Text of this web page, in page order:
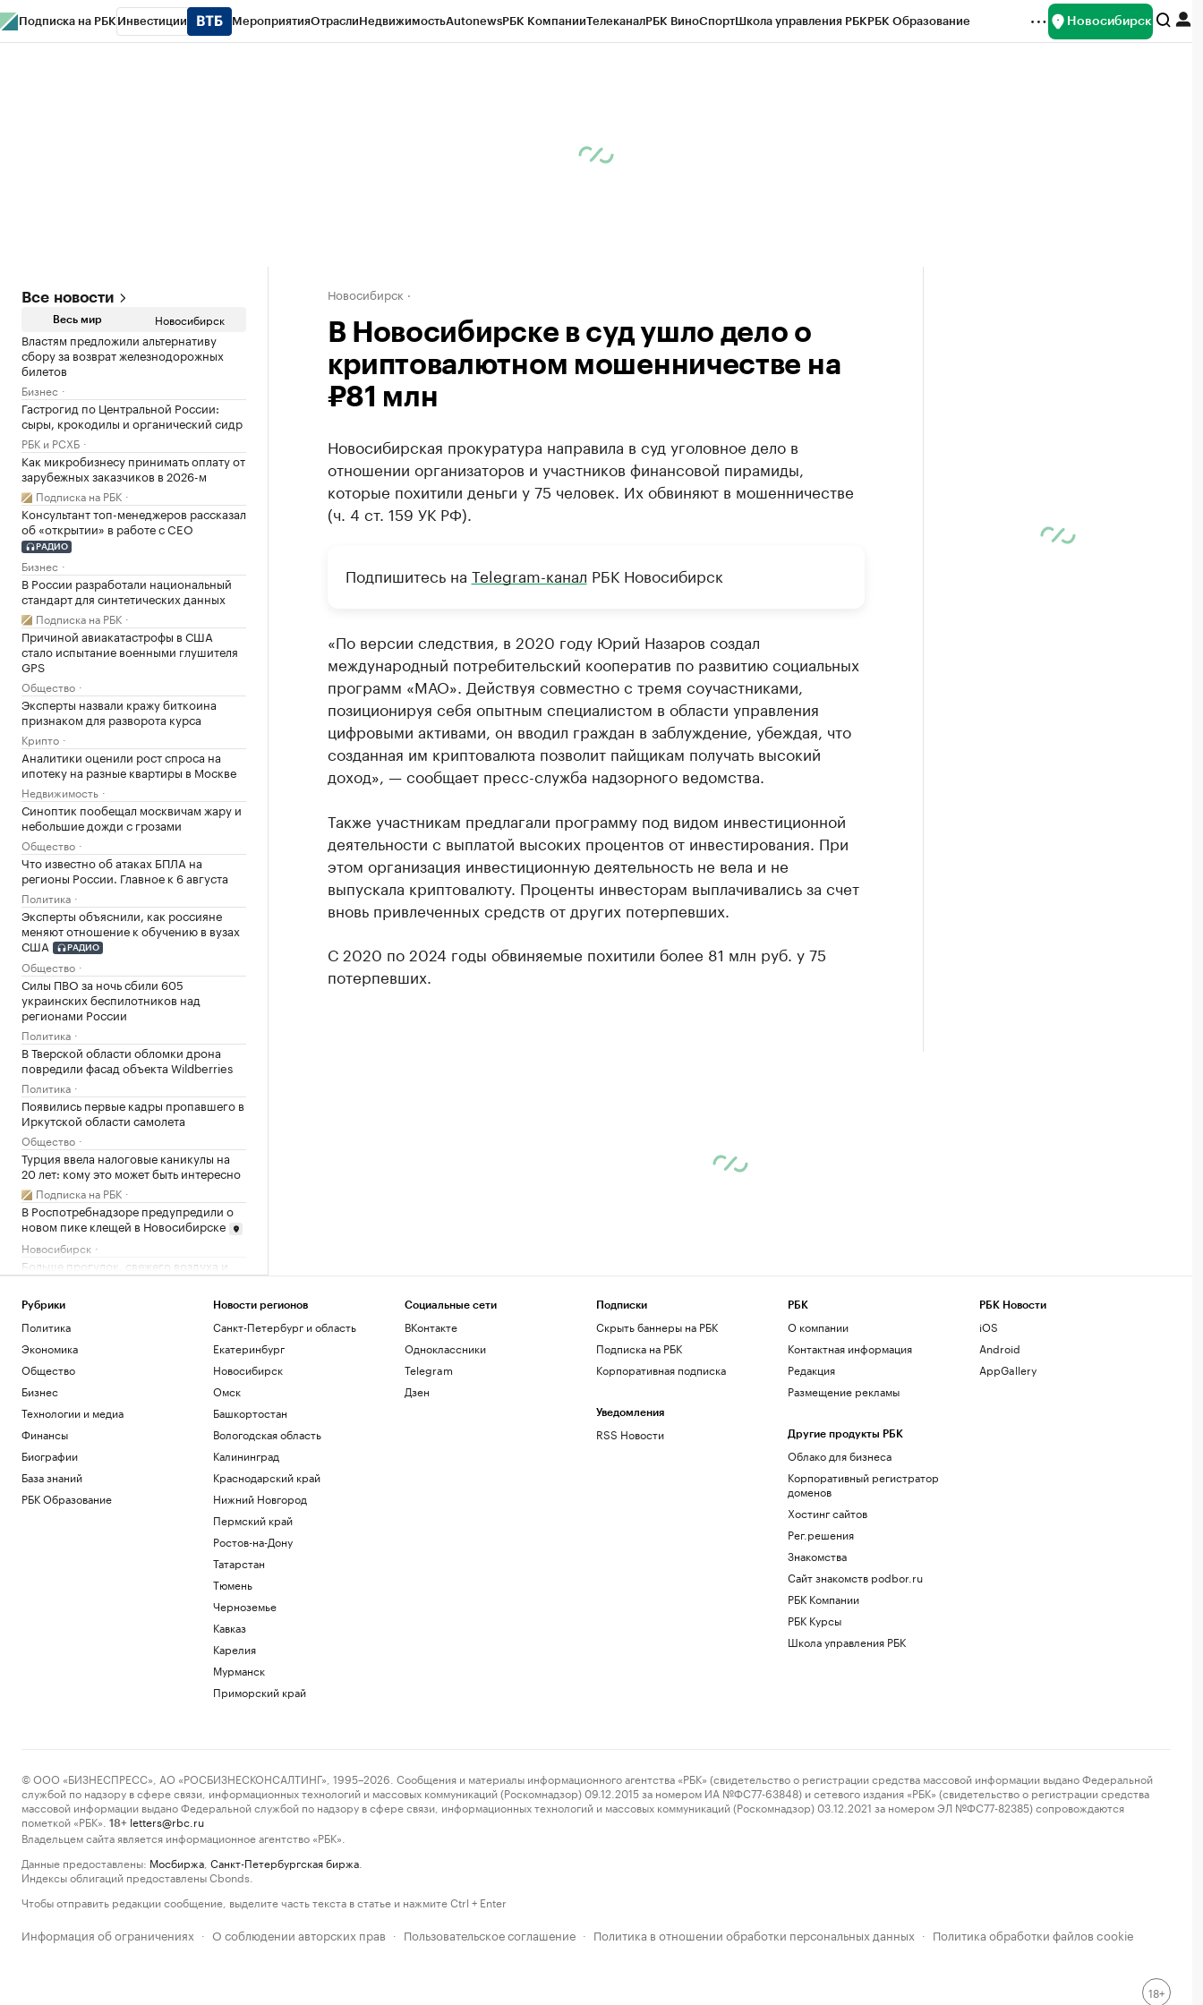
Подписка на РБК Инвестиции МероприятияОтраслиНедвижимостьAutonewsРБК КомпанииТелеканалРБК ВиноСпортШкола управления РБКРБК Образование Новосибирск
Все новости
Весь мир Новосибирск
Властям предложили альтернативу
сбору за возврат железнодорожных
билетов
Бизнес
Гастрогид по Центральной России:
сыры, крокодилы и органический сидр
РБК и РСХБ
Как микробизнесу принимать оплату от
зарубежных заказчиков в 2026-м
Подписка на РБК
Консультант топ-менеджеров рассказал
об «открытии» в работе с CEO
РАДИО
Бизнес
В России разработали национальный
стандарт для синтетических данных
Подписка на РБК
Причиной авиакатастрофы в США
стало испытание военными глушителя
GPS
Общество
Эксперты назвали кражу биткоина
признаком для разворота курса
Крипто
Аналитики оценили рост спроса на
ипотеку на разные квартиры в Москве
Недвижимость
Синоптик пообещал москвичам жару и
небольшие дожди с грозами
Общество
Что известно об атаках БПЛА на
регионы России. Главное к 6 августа
Политика
Эксперты объяснили, как россияне
меняют отношение к обучению в вузах
США
РАДИО
Общество
Силы ПВО за ночь сбили 605
украинских беспилотников над
регионами России
Политика
В Тверской области обломки дрона
повредили фасад объекта Wildberries
Политика
Появились первые кадры пропавшего в
Иркутской области самолета
Общество
Турция ввела налоговые каникулы на
20 лет: кому это может быть интересно
Подписка на РБК
В Роспотребнадзоре предупредили о
новом пике клещей в Новосибирске
Новосибирск
Больше прогулок, свежего воздуха и
отдыха: квартиры рядом с парками
РБК и ПИК Серия плюс
переговорах с Ираном
Политика
ИИ помогает лучшим и вредит
остальным. Как компаниям избежать
ловушки
Подписка на РБК
«Смешарики сквозь вселенные»
выходят в прокат. Пройдите тест о
франшизе
Новосибирск
В Новосибирске в суд ушло дело о
криптовалютном мошенничестве на
₽81 млн
Новосибирская прокуратура направила в суд уголовное дело в
отношении организаторов и участников финансовой пирамиды,
которые похитили деньги у 75 человек. Их обвиняют в мошенничестве
(ч. 4 ст. 159 УК РФ).
Подпишитесь на Telegram-канал РБК Новосибирск
«По версии следствия, в 2020 году Юрий Назаров создал
международный потребительский кооператив по развитию социальных
программ «МАО». Действуя совместно с тремя соучастниками,
позиционируя себя опытным специалистом в области управления
цифровыми активами, он вводил граждан в заблуждение, убеждая, что
созданная им криптовалюта позволит пайщикам получать высокий
доход», — сообщает пресс-служба надзорного ведомства.
Также участникам предлагали программу под видом инвестиционной
деятельности с выплатой высоких процентов от инвестирования. При
этом организация инвестиционную деятельность не вела и не
выпускала криптовалюту. Проценты инвесторам выплачивались за счет
вновь привлеченных средств от других потерпевших.
С 2020 по 2024 годы обвиняемые похитили более 81 млн руб. у 75
потерпевших.
Рубрики
Политика
Экономика
Общество
Бизнес
Технологии и медиа
Финансы
Биографии
База знаний
РБК Образование
Новости регионов
Санкт-Петербург и область
Екатеринбург
Новосибирск
Омск
Башкортостан
Вологодская область
Калининград
Краснодарский край
Нижний Новгород
Пермский край
Ростов-на-Дону
Татарстан
Тюмень
Черноземье
Кавказ
Карелия
Мурманск
Приморский край
Социальные сети
ВКонтакте
Одноклассники
Telegram
Дзен
Подписки
Скрыть баннеры на РБК
Подписка на РБК
Корпоративная подписка
Уведомления
RSS Новости
РБК
О компании
Контактная информация
Редакция
Размещение рекламы
Другие продукты РБК
Облако для бизнеса
Корпоративный регистратор
доменов
Хостинг сайтов
Рег.решения
Знакомства
Сайт знакомств podbor.ru
РБК Компании
РБК Курсы
Школа управления РБК
РБК Новости
iOS
Android
AppGallery
© ООО «БИЗНЕСПРЕСС», АО «РОСБИЗНЕСКОНСАЛТИНГ», 1995–2026. Сообщения и материалы информационного агентства «РБК» (свидетельство о регистрации средства массовой информации выдано Федеральной
службой по надзору в сфере связи, информационных технологий и массовых коммуникаций (Роскомнадзор) 09.12.2015 за номером ИА №ФС77-63848) и сетевого издания «РБК» (свидетельство о регистрации средства
массовой информации выдано Федеральной службой по надзору в сфере связи, информационных технологий и массовых коммуникаций (Роскомнадзор) 03.12.2021 за номером ЭЛ №ФС77-82385) сопровождаются
пометкой «РБК».
18+ letters@rbc.ru
Владельцем сайта является информационное агентство «РБК».
Данные предоставлены: Мосбиржа Санкт-Петербургская биржа
Индексы облигаций предоставлены Cbonds.
Чтобы отправить редакции сообщение, выделите часть текста в статье и нажмите Ctrl + Enter
Информация об ограничениях · О соблюдении авторских прав · Пользовательское соглашение · Политика в отношении обработки персональных данных · Политика обработки файлов cookie
18+